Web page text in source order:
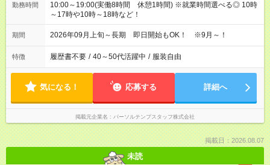
勤務時間
10:00～19:00(実働8時間 休憩1時間) ※就業時間選べる◎ 10時
～17時や10時～18時など！
期間 2026年09月上旬～長期 即日開始もOK！ ※9月～！
特徴 履歴書不要 / 40～50代活躍中 / 服装自由
気になる！ 応募する 詳細へ
掲載元企業名 パーソルテンプスタッフ株式会社
掲載日：2026.08.07
未読